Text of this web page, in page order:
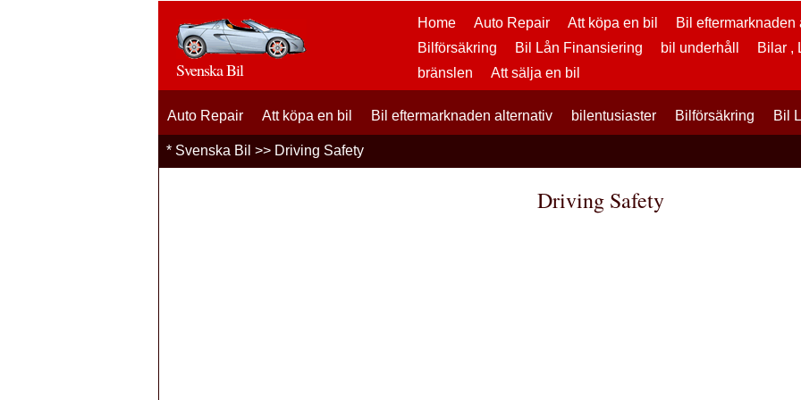
Home Auto Repair Att köpa en bil Bil eftermarknaden
Bilförsäkring
Bil Lån Finansiering bil underhåll Bilar ,
bränslen
Att sälja en bil
Svenska Bil
Auto Repair Att köpa en bil Bil eftermarknaden alternativ bilentusiaster Bilförsäkring Bil
* Svenska Bil >> Driving Safety
Driving Safety